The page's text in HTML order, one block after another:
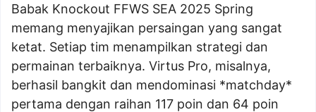
Babak Knockout FFWS SEA 2025 Spring
memang menyajikan persaingan yang sangat
ketat. Setiap tim menampilkan strategi dan
permainan terbaiknya. Virtus Pro, misalnya,
berhasil bangkit dan mendominasi *matchday*
pertama dengan raihan 117 poin dan 64 poin